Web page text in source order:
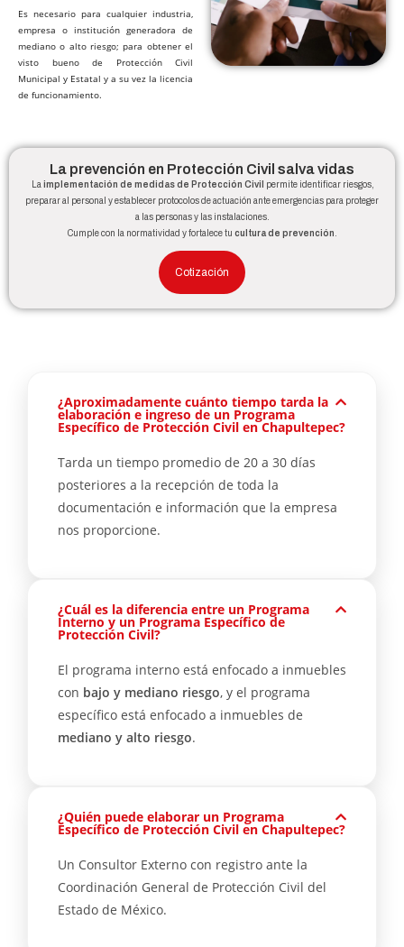
Es necesario para cualquier industria,
empresa o institución generadora de
mediano o alto riesgo; para obtener el
visto bueno de Protección Civil
Municipal y Estatal y a su vez la licencia
de funcionamiento.
La prevención en Protección Civil salva vidas
La implementación de medidas de Protección Civil
permite identificar riesgos,
preparar al personal y establecer protocolos de actuación ante emergencias para proteger
a las personas y las instalaciones.
Cumple con la normatividad y fortalece tu cultura de prevención
Cotización
¿Aproximadamente cuánto tiempo tarda la
elaboración e ingreso de un Programa
Específico de Protección Civil en Chapultepec?
Tarda un tiempo promedio de 20 a 30 días
posteriores a la recepción de toda la
documentación e información que la empresa
nos proporcione.
¿Cuál es la diferencia entre un Programa
Interno y un Programa Específico de
Protección Civil?
El programa interno está enfocado a inmuebles
con bajo y mediano riesgo, y el programa
específico está enfocado a inmuebles de
mediano y alto riesgo.
¿Quién puede elaborar un Programa
Específico de Protección Civil en Chapultepec?
Un Consultor Externo con registro ante la
Coordinación General de Protección Civil del
Estado de México.